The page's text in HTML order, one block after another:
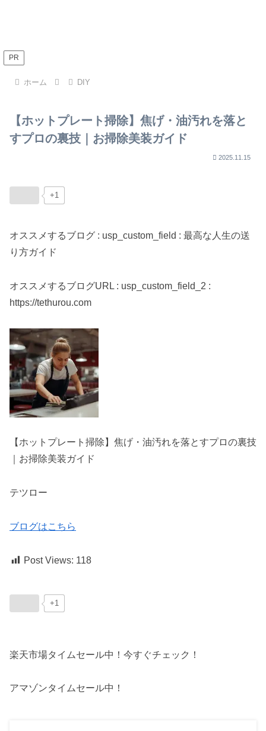
PR
ホーム DIY
【ホットプレート掃除】焦げ・油汚れを落と
すプロの裏技｜お掃除美装ガイド
2025.11.15
+1
オススメするブログ : usp_custom_field : 最高な人生の送
り方ガイド
オススメするブログURL : usp_custom_field_2 :
https://tethurou.com
【ホットプレート掃除】焦げ・油汚れを落とすプロの裏技
｜お掃除美装ガイド
テツロー
ブログはこちら
Post Views: 118
+1
楽天市場タイムセール中！今すぐチェック！
アマゾンタイムセール中！